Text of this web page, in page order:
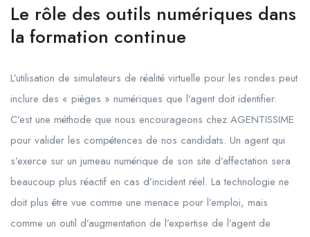
Le rôle des outils numériques dans
la formation continue
L’utilisation de simulateurs de réalité virtuelle pour les rondes peut
inclure des « pièges » numériques que l’agent doit identifier.
C’est une méthode que nous encourageons chez AGENTISSIME
pour valider les compétences de nos candidats. Un agent qui
s’exerce sur un jumeau numérique de son site d’affectation sera
beaucoup plus réactif en cas d’incident réel. La technologie ne
doit plus être vue comme une menace pour l’emploi, mais
comme un outil d’augmentation de l’expertise de l’agent de